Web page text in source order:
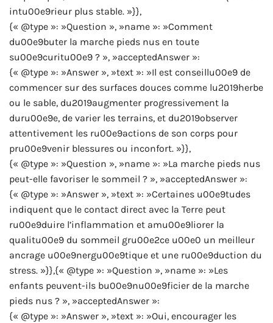
intu00e9rieur plus stable. »}},
{« @type »: »Question », »name »: »Comment
du00e9buter la marche pieds nus en toute
su00e9curitu00e9 ? », »acceptedAnswer »:
{« @type »: »Answer », »text »: »Il est conseillu00e9 de
commencer sur des surfaces douces comme lu2019herbe
ou le sable, du2019augmenter progressivement la
duru00e9e, de varier les terrains, et du2019observer
attentivement les ru00e9actions de son corps pour
pru00e9venir blessures ou inconfort. »}},
{« @type »: »Question », »name »: »La marche pieds nus
peut-elle favoriser le sommeil ? », »acceptedAnswer »:
{« @type »: »Answer », »text »: »Certaines u00e9tudes
indiquent que le contact direct avec la Terre peut
ru00e9duire l’inflammation et amu00e9liorer la
qualitu00e9 du sommeil gru00e2ce u00e0 un meilleur
ancrage u00e9nergu00e9tique et une ru00e9duction du
stress. »}},{« @type »: »Question », »name »: »Les
enfants peuvent-ils bu00e9nu00e9ficier de la marche
pieds nus ? », »acceptedAnswer »:
{« @type »: »Answer », »text »: »Oui, encourager les